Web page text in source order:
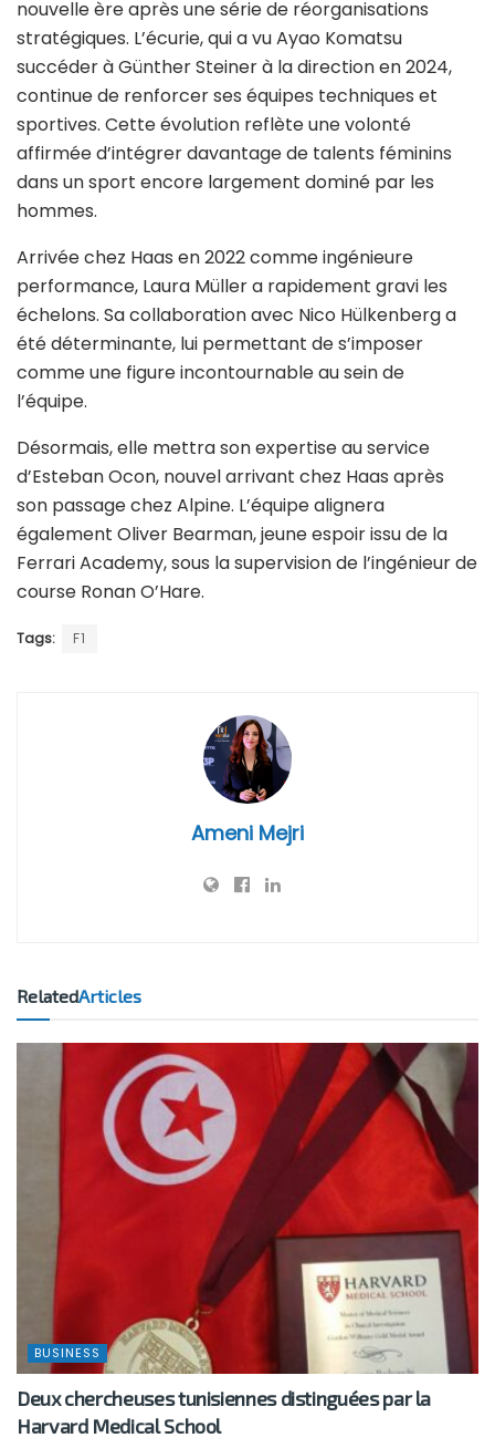
nouvelle ère après une série de réorganisations
stratégiques. L’écurie, qui a vu Ayao Komatsu
succéder à Günther Steiner à la direction en 2024,
continue de renforcer ses équipes techniques et
sportives. Cette évolution reflète une volonté
affirmée d’intégrer davantage de talents féminins
dans un sport encore largement dominé par les
hommes.
Arrivée chez Haas en 2022 comme ingénieure
performance, Laura Müller a rapidement gravi les
échelons. Sa collaboration avec Nico Hülkenberg a
été déterminante, lui permettant de s’imposer
comme une figure incontournable au sein de
l’équipe.
Désormais, elle mettra son expertise au service
d’Esteban Ocon, nouvel arrivant chez Haas après
son passage chez Alpine. L’équipe alignera
également Oliver Bearman, jeune espoir issu de la
Ferrari Academy, sous la supervision de l’ingénieur de
course Ronan O’Hare.
Tags: F1
Ameni Mejri
RelatedArticles
BUSINESS
Deux chercheuses tunisiennes distinguées par la
Harvard Medical School